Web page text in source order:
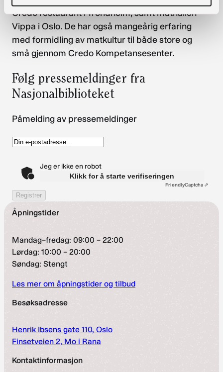
Credo restaurant i Trondheim, samt mathallen
Vippa i Oslo. De har også mangeårig erfaring
med formidling av matkultur til både store og
små gjennom Credo Kompetansesenter.
Følg pressemeldinger fra
Nasjonalbiblioteket
Påmelding av pressemeldinger
Jeg er ikke en robot
Klikk for å starte verifiseringen
FriendlyCaptcha ⇗
Registrer
Åpningstider
Mandag–fredag: 09:00 – 22:00
Lørdag: 10:00 – 20:00
Søndag: Stengt
Les mer om åpningstider og tilbud
Besøksadresse
Henrik Ibsens gate 110, Oslo
Finsetveien 2, Mo i Rana
Kontaktinformasjon